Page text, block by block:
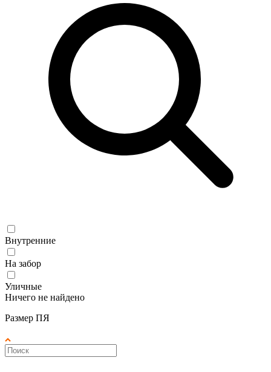
Внутренние
На забор
Уличные
Ничего не найдено
Размер ПЯ